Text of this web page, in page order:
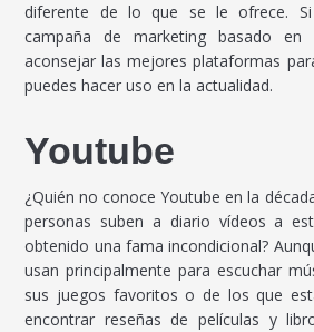
diferente de lo que se le ofrece. Si
campaña de marketing basado
aconsejar las mejores plataformas
puedes hacer uso en la actualidad.
Youtube
¿Quién no conoce Youtube en la
personas suben a diario vídeos a
obtenido una fama incondicional?
usan principalmente para escuchar
sus juegos favoritos o de los que
encontrar reseñas de películas y